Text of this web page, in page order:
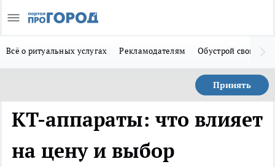
Всё о ритуальных услугах Рекламодателям Обустрой свой дом
Принять
КТ-аппараты: что влияет
на цену и выбор